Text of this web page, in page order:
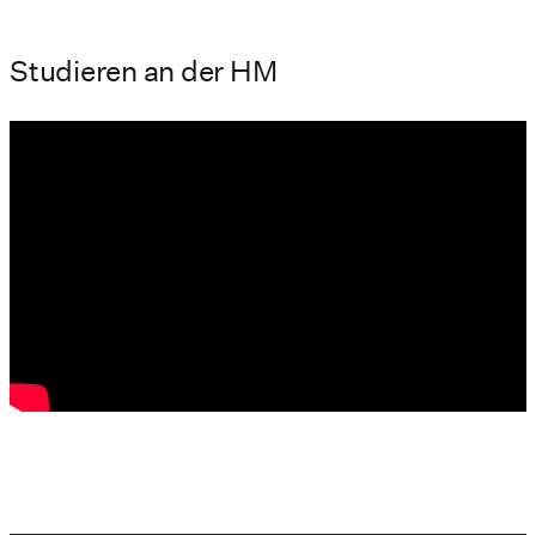
Studieren an der HM